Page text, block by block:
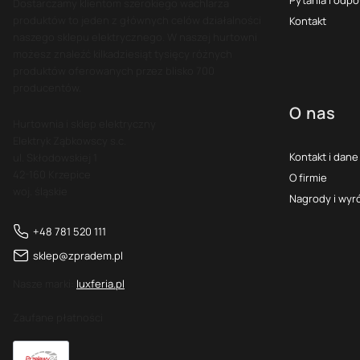
+48 781 520 111
sklep@zpradem.pl
luxferia.pl
Kontakt
O nas
Kontakt i
O firmie
Nagrody i